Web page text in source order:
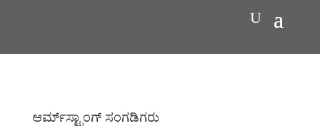
ಆರ್ಮ್‌ಸ್ಟ್ರಾಂಗ್ ಸಂಗಡಿಗರು